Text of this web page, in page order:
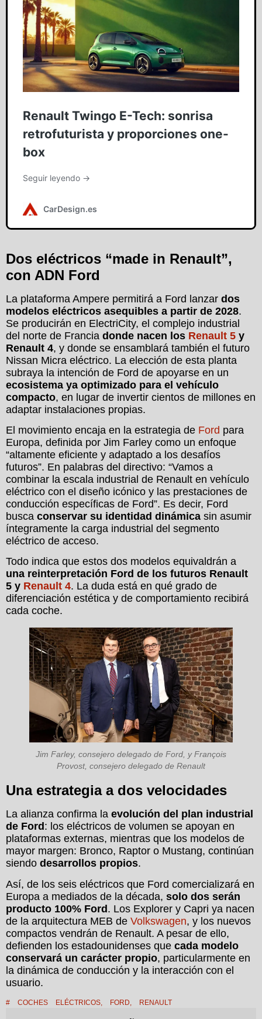
Dos eléctricos “made in Renault”,
con ADN Ford
La plataforma Ampere permitirá a Ford lanzar dos
modelos eléctricos asequibles a partir de 2028.
Se producirán en ElectriCity, el complejo industrial
del norte de Francia donde nacen los Renault 5 y
Renault 4, y donde se ensamblará también el futuro
Nissan Micra eléctrico. La elección de esta planta
subraya la intención de Ford de apoyarse en un
ecosistema ya optimizado para el vehículo
compacto, en lugar de invertir cientos de millones en
adaptar instalaciones propias.
El movimiento encaja en la estrategia de Ford para
Europa, definida por Jim Farley como un enfoque
“altamente eficiente y adaptado a los desafíos
futuros”. En palabras del directivo: “Vamos a
combinar la escala industrial de Renault en vehículo
eléctrico con el diseño icónico y las prestaciones de
conducción específicas de Ford”. Es decir, Ford
busca conservar su identidad dinámica sin asumir
íntegramente la carga industrial del segmento
eléctrico de acceso.
Todo indica que estos dos modelos equivaldrán a
una reinterpretación Ford de los futuros Renault
5 y Renault 4. La duda está en qué grado de
diferenciación estética y de comportamiento recibirá
cada coche.
Jim Farley, consejero delegado de Ford, y François
Provost, consejero delegado de Renault
Una estrategia a dos velocidades
La alianza confirma la evolución del plan industrial
de Ford : los eléctricos de volumen se apoyan en
plataformas externas, mientras que los modelos de
mayor margen: Bronco, Raptor o Mustang, continúan
siendo desarrollos propios.
Así, de los seis eléctricos que Ford comercializará en
Europa a mediados de la década, solo dos serán
producto 100% Ford. Los Explorer y Capri ya nacen
de la arquitectura MEB de Volkswagen, y los nuevos
compactos vendrán de Renault. A pesar de ello,
defienden los estadounidenses que cada modelo
conservará un carácter propio, particularmente en
la dinámica de conducción y la interacción con el
usuario.
# COCHES ELÉCTRICOS, FORD, RENAULT